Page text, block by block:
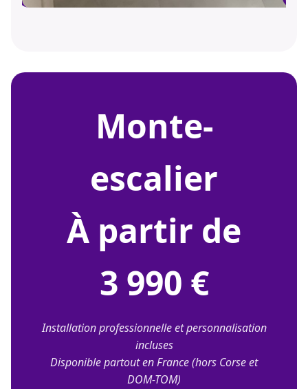
monte-
escalier
À partir de
3 990 €
Installation professionnelle et personnalisation
incluses
Disponible partout en France (hors Corse et
DOM-TOM)